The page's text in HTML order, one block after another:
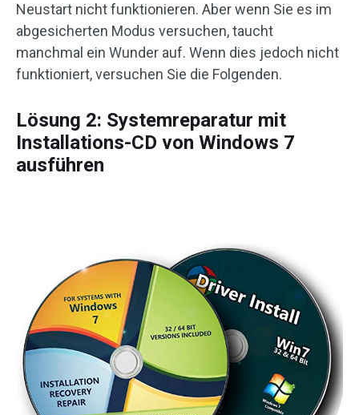
Neustart nicht funktionieren. Aber wenn Sie es im
abgesicherten Modus versuchen, taucht
manchmal ein Wunder auf. Wenn dies jedoch nicht
funktioniert, versuchen Sie die Folgenden.
Lösung 2: Systemreparatur mit
Installations-CD von Windows 7
ausführen